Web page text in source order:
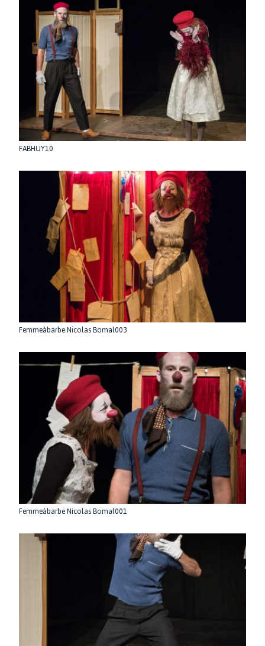
FABHUY10
Femmeàbarbe Nicolas Bomal003
Femmeàbarbe Nicolas Bomal001